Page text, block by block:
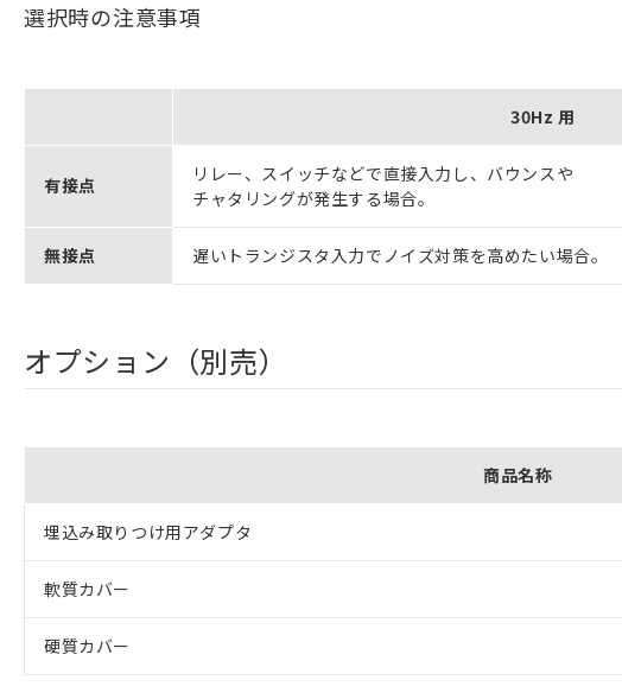
選択時の注意事項
30Hz 用
有接点
リレー、スイッチなどで直接入力し、バウンスや
チャタリングが発生する場合。
無接点 遅いトランジスタ入力でノイズ対策を高めたい場合。
オプション（別売）
商品名称
埋込み取りつけ用アダプタ
軟質カバー
硬質カバー